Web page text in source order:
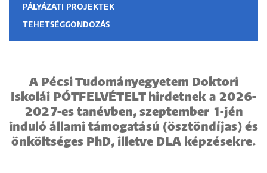
PÁLYÁZATI PROJEKTEK
TEHETSÉGGONDOZÁS
A Pécsi Tudományegyetem Doktori
Iskolái PÓTFELVÉTELT hirdetnek a 2026-
2027-es tanévben, szeptember 1-jén
induló állami támogatású (ösztöndíjas) és
önköltséges PhD, illetve DLA képzésekre.